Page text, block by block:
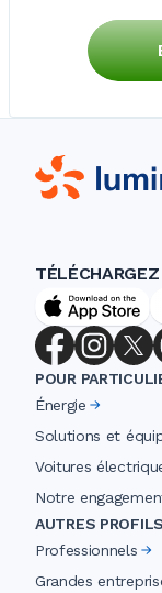
POUR
Énergie
Solutions et
Voitures
Notre
AUTRES PROFILS
Professionnels
Grandes